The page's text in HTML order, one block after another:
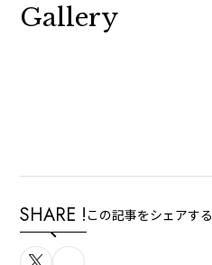
Gallery
SHARE ! この記事をシェアする